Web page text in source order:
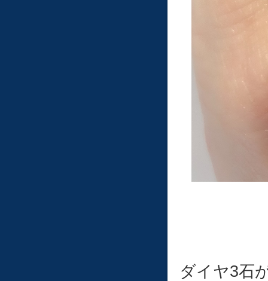
ダイヤ3石